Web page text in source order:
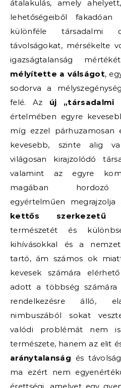
átalakulás, amely
lehetőségeiből
különféle
távolságokat, mérsékelte
igazságtalanság
mélyítette a válságot,
sodorva a
felé. Az új „társadalmi
értelmében egyre
míg ezzel párhuzamosan
kevesebb, szinte alig
világosan kirajzolódó
valamint az egyre
magában hordozó
egyértelműen
kettős szerkezetű
természetét és
kihívásokkal és a
tartó, ám számos ok
kevesek számára elérhető
adott a többség számára
rendelkezésre álló,
nimbuszából sokat
valódi problémát nem
természete, hanem az elit­
aránytalanság és
ma ezért nem